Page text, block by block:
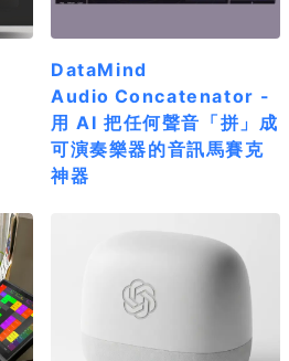
DataMind
Audio Concatenator -
用 AI 把任何聲音「拼」成
可演奏樂器的音訊馬賽克
神器